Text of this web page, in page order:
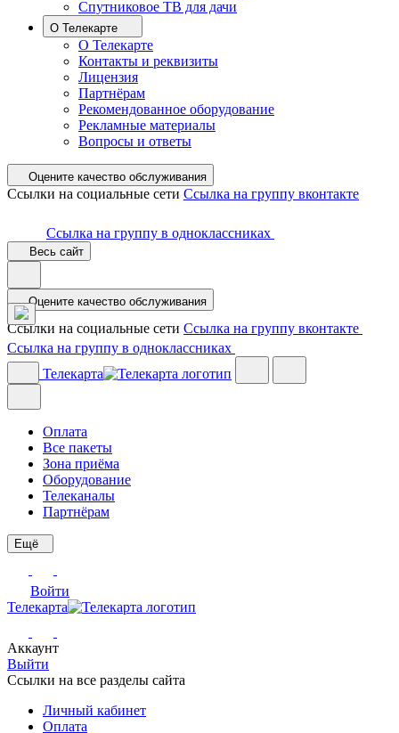
Спутниковое ТВ для дачи
О Телекарте
О Телекарте
Контакты и реквизиты
Лицензия
Партнёрам
Рекомендованное оборудование
Рекламные материалы
Вопросы и ответы
Оцените качество обслуживания
Ссылки на социальные сети Ссылка на группу вконтакте
Ссылка на группу в одноклассниках
Весь сайт
Оцените качество обслуживания
Ссылки на социальные сети Ссылка на группу вконтакте
Ссылка на группу в одноклассниках
Телекарта
Оплата
Все пакеты
Зона приёма
Оборудование
Телеканалы
Партнёрам
Ещё
Войти
Телекарта
Аккаунт
Выйти
Ссылки на все разделы сайта
Личный кабинет
Оплата